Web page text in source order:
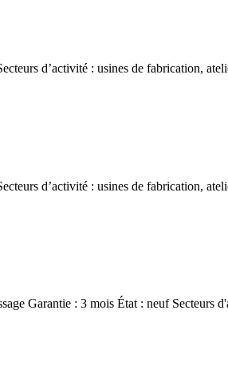
d’activité : usines de fabrication,
d’activité : usines de fabrication,
Garantie : 3 mois État : neuf Secteurs